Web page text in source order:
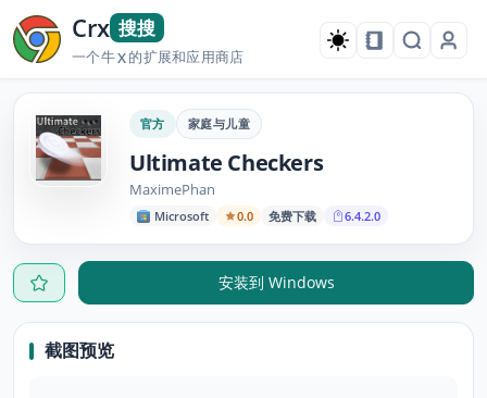
Crx 搜搜
一个牛X的扩展和应用商店
官方 家庭与儿童
Ultimate Checkers
MaximePhan
Microsoft 0.0 免费下载 6.4.2.0
安装到 Windows
截图预览